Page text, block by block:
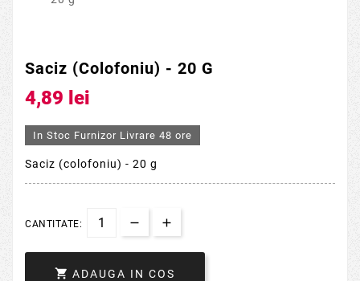
Saciz (colofoniu) - 20 G
4,89 lei
In Stoc Furnizor Livrare 48 ore
Saciz (colofoniu) - 20 g
CANTITATE:
 ADAUGA IN COS